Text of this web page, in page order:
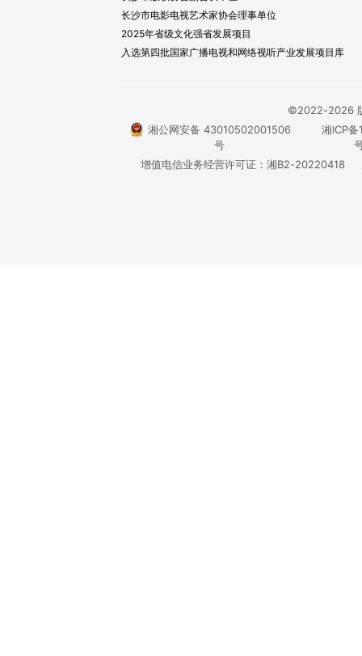
长沙市电影电视艺术家协会理事单位
2025年省级文化强省发展项目
入选第四批国家广播电视和网络视听产业发展项目库
©2022-2026
湘公网安备 43010502001506
号
湘ICP
增值电信业务经营许可证：湘B2-20220418